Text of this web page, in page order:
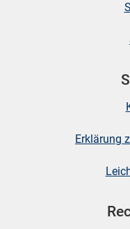
Erklärung